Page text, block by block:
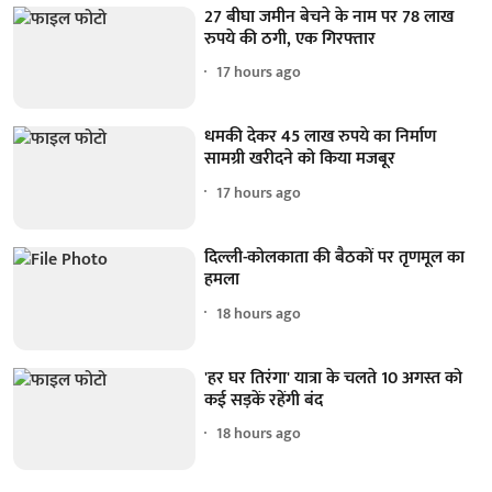
27 बीघा जमीन बेचने के नाम पर 78 लाख
रुपये की ठगी, एक गिरफ्तार
17 hours ago
धमकी देकर 45 लाख रुपये का निर्माण
सामग्री खरीदने को किया मजबूर
17 hours ago
दिल्ली-कोलकाता की बैठकों पर तृणमूल का
हमला
18 hours ago
'हर घर तिरंगा' यात्रा के चलते 10 अगस्त को
कई सड़कें रहेंगी बंद
18 hours ago